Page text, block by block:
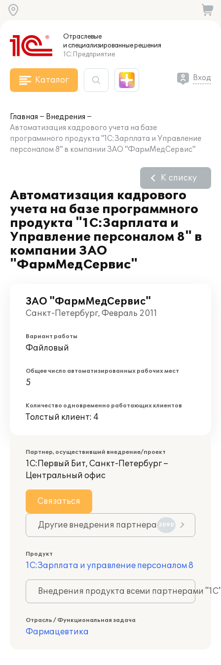
Отраслевые
и специализированныерешения
1С:Предприятие
Каталог Вход
Главная
Внедрения
Автоматизация кадрового учета на базе
программного продукта "1С:Зарплата и Управление
персоналом 8" в компании ЗАО "ФармМедСервис"
Автоматизация кадрового
учета на базе программного
продукта "1С:Зарплата и
Управление персоналом 8" в
компании ЗАО
"ФармМедСервис"
К списку
ЗАО "ФармМедСервис"
Санкт-Петербург, Февраль 2011
Вариант работы
Файловый
Общее число автоматизированных рабочих мест
5
Количество одновременно работающих клиентов
Толстый клиент: 4
Партнер, осуществивший внедрение/проект
1С:Первый Бит, Санкт-Петербург –
Центральный офис
Связаться
Другие внедрения партнера 3090
Продукт
1С:Зарплата и управление персоналом 8
Внедрения продукта всеми партнерами
Отрасль / Функциональная задача
Фармацевтика